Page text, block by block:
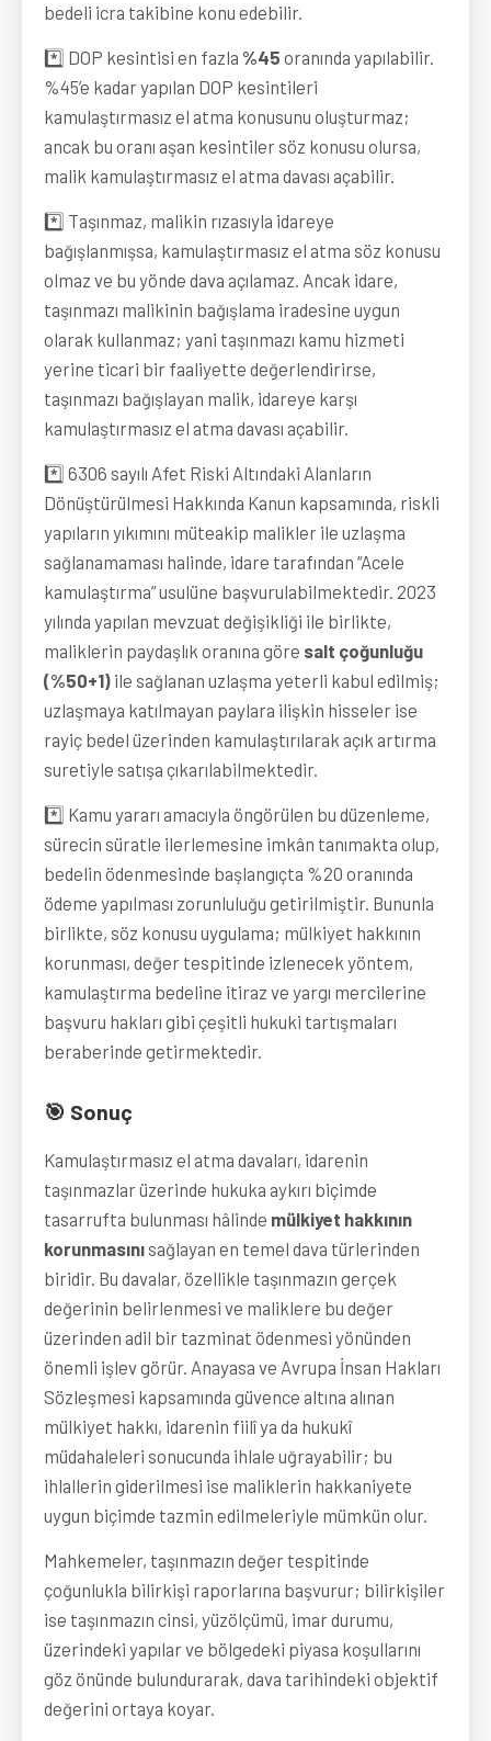
bedeli icra takibine konu edebilir.
*️⃣ DOP kesintisi en fazla %45 oranında yapılabilir.
%45’e kadar yapılan DOP kesintileri
kamulaştırmasız el atma konusunu oluşturmaz;
ancak bu oranı aşan kesintiler söz konusu olursa,
malik kamulaştırmasız el atma davası açabilir.
*️⃣ Taşınmaz, malikin rızasıyla idareye
bağışlanmışsa, kamulaştırmasız el atma söz konusu
olmaz ve bu yönde dava açılamaz. Ancak idare,
taşınmazı malikinin bağışlama iradesine uygun
olarak kullanmaz; yani taşınmazı kamu hizmeti
yerine ticari bir faaliyette değerlendirirse,
taşınmazı bağışlayan malik, idareye karşı
kamulaştırmasız el atma davası açabilir.
*️⃣ 6306 sayılı Afet Riski Altındaki Alanların
Dönüştürülmesi Hakkında Kanun kapsamında, riskli
yapıların yıkımını müteakip malikler ile uzlaşma
sağlanamaması halinde, idare tarafından “Acele
kamulaştırma” usulüne başvurulabilmektedir. 2023
yılında yapılan mevzuat değişikliği ile birlikte,
maliklerin paydaşlık oranına göre salt çoğunluğu
(%50+1) ile sağlanan uzlaşma yeterli kabul edilmiş;
uzlaşmaya katılmayan paylara ilişkin hisseler ise
rayiç bedel üzerinden kamulaştırılarak açık artırma
suretiyle satışa çıkarılabilmektedir.
*️⃣ Kamu yararı amacıyla öngörülen bu düzenleme,
sürecin süratle ilerlemesine imkân tanımakta olup,
bedelin ödenmesinde başlangıçta %20 oranında
ödeme yapılması zorunluluğu getirilmiştir. Bununla
birlikte, söz konusu uygulama; mülkiyet hakkının
korunması, değer tespitinde izlenecek yöntem,
kamulaştırma bedeline itiraz ve yargı mercilerine
başvuru hakları gibi çeşitli hukuki tartışmaları
beraberinde getirmektedir.
🎯 Sonuç
Kamulaştırmasız el atma davaları, idarenin
taşınmazlar üzerinde hukuka aykırı biçimde
tasarrufta bulunması hâlinde mülkiyet hakkının
korunmasınısağlayan en temel dava türlerinden
biridir. Bu davalar, özellikle taşınmazın gerçek
değerinin belirlenmesi ve maliklere bu değer
üzerinden adil bir tazminat ödenmesi yönünden
önemli işlev görür. Anayasa ve Avrupa İnsan Hakları
Sözleşmesi kapsamında güvence altına alınan
mülkiyet hakkı, idarenin fiilî ya da hukukî
müdahaleleri sonucunda ihlale uğrayabilir; bu
ihlallerin giderilmesi ise maliklerin hakkaniyete
uygun biçimde tazmin edilmeleriyle mümkün olur.
Mahkemeler, taşınmazın değer tespitinde
çoğunlukla bilirkişi raporlarına başvurur; bilirkişiler
ise taşınmazın cinsi, yüzölçümü, imar durumu,
üzerindeki yapılar ve bölgedeki piyasa koşullarını
göz önünde bulundurarak, dava tarihindeki objektif
değerini ortaya koyar.